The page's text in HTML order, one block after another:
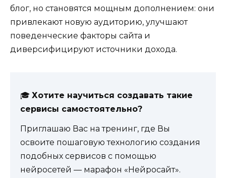
блог, но становятся мощным дополнением: они
привлекают новую аудиторию, улучшают
поведенческие факторы сайта и
диверсифицируют источники дохода.
🎓 Хотите научиться создавать такие
сервисы самостоятельно?
Приглашаю Вас на тренинг, где Вы
освоите пошаговую технологию создания
подобных сервисов с помощью
нейросетей — марафон «Нейросайт».